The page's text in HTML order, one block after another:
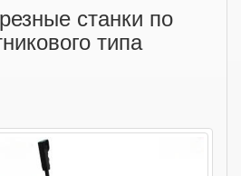
станки по
типа